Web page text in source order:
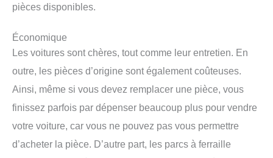
pièces disponibles.
Économique
Les voitures sont chères, tout comme leur entretien. En
outre, les pièces d’origine sont également coûteuses.
Ainsi, même si vous devez remplacer une pièce, vous
finissez parfois par dépenser beaucoup plus pour vendre
votre voiture, car vous ne pouvez pas vous permettre
d’acheter la pièce. D’autre part, les parcs à ferraille